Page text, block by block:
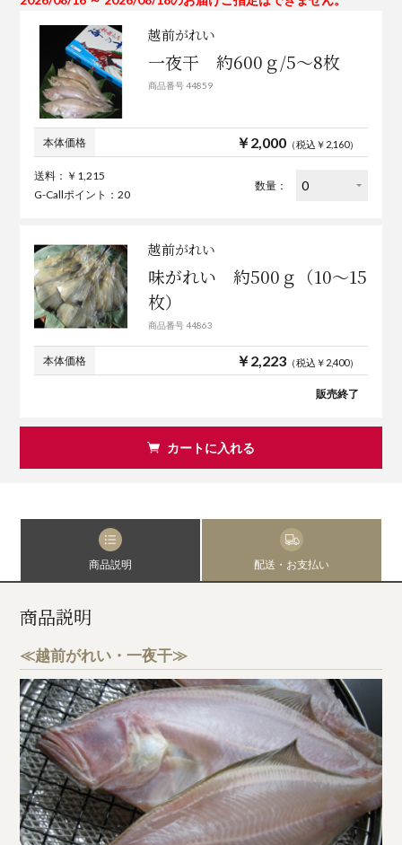
越前がれい
一夜干 約600ｇ/5～8枚
商品番号 44859
本体価格 ￥2,000（税込￥2,160）
送料：￥1,215
G-Callポイント：20
数量：
越前がれい
味がれい 約500ｇ（10～15
枚）
商品番号 44863
本体価格 ￥2,223（税込￥2,400）
販売終了
カートに入れる
商品説明 配送・お支払い
商品説明
≪越前がれい・一夜干≫